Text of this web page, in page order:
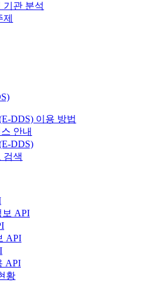
기관 분석
DDS) 이용 방법
안내
DDS)
검색
보 API
API
API
황